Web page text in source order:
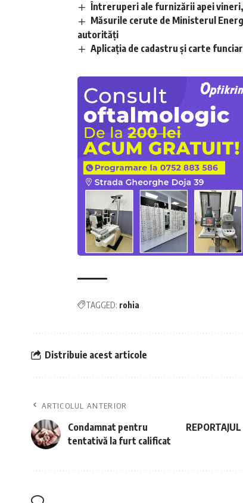
Întreruperi ale furnizării apei
Măsurile cerute de Ministerul
autorități
Aplicaţia de cadastru şi carte
TAGGED: rohia
Distribuie acest articole
ARTICOLUL ANTERIOR
Condamnat pentru
tentativă la furt calificat